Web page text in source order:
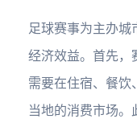
足球赛事为主办城
经济效益。首先，
需要在住宿、餐饮
当地的消费市场。